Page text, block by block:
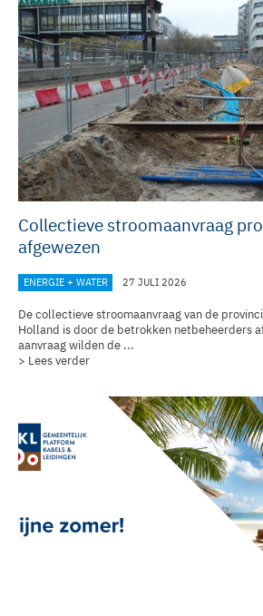
Collectieve stroomaanvraag
afgewezen
ENERGIE + WATER 27 JULI 2026
De collectieve stroomaanvraag van de
Holland is door de betrokken netbeheerders
aanvraag wilden de ...
> Lees verder